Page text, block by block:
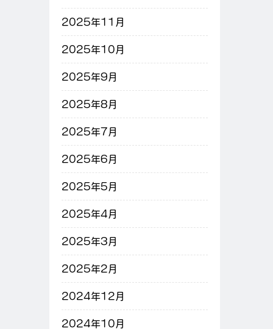
2025年11月
2025年10月
2025年9月
2025年8月
2025年7月
2025年6月
2025年5月
2025年4月
2025年3月
2025年2月
2024年12月
2024年10月